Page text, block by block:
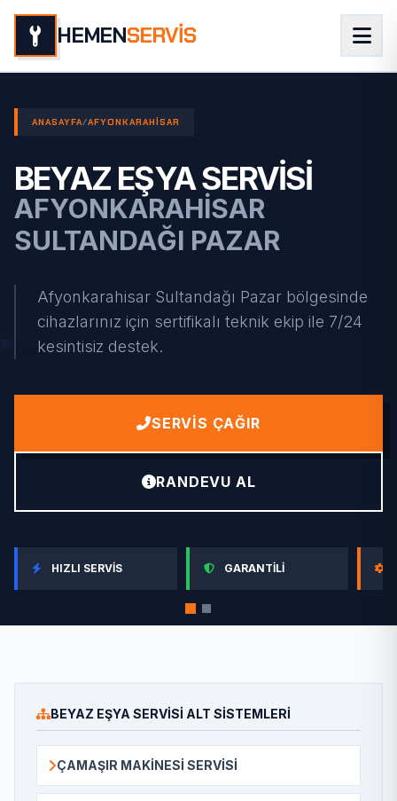
HEMENSERVİS
ANASAYFA/AFYONKARAHISAR
BEYAZ EŞYA SERVISI
AFYONKARAHISAR
SULTANDAĞI PAZAR
Afyonkarahisar Sultandağı Pazar bölgesinde
cihazlarınız için sertifikalı teknik ekip ile 7/24
kesintisiz destek.
SERVIS ÇAĞIR
RANDEVU AL
HIZLI SERVIS GARANTILI
BEYAZ EŞYA SERVISI ALT SISTEMLERI
ÇAMAŞIR MAKINESI SERVISI